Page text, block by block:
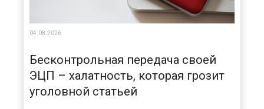
04.08.2026
Бесконтрольная передача своей
ЭЦП – халатность, которая грозит
уголовной статьей